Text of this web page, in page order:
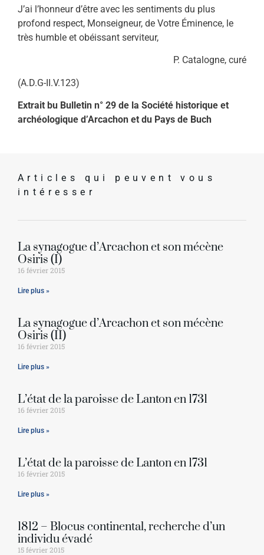
J’ai l’honneur d’être avec les sentiments du plus
profond respect, Mon­seigneur, de Votre Éminence, le
très humble et obéissant serviteur,
P. Catalogne, curé
(A.D.G-II.V.123)
Extrait bu Bulletin n° 29 de la Société historique et
archéologique d’Arcachon et du Pays de Buch
Articles qui peuvent vous
intéresser
La synagogue d’Arcachon et son mécène
Osiris (I)
16 février 2015
Lire plus »
La synagogue d’Arcachon et son mécène
Osiris (II)
16 février 2015
Lire plus »
L’état de la paroisse de Lanton en 1731
16 février 2015
Lire plus »
L’état de la paroisse de Lanton en 1731
16 février 2015
Lire plus »
1812 – Blocus continental, recherche d’un
individu évadé
15 février 2015